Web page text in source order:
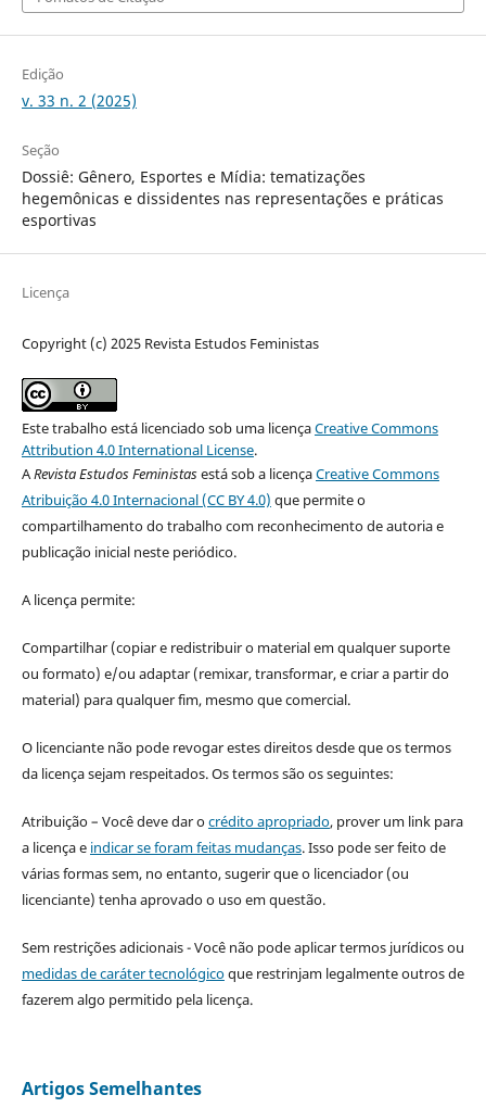
Edição
v. 33 n. 2 (2025)
Seção
Dossiê: Gênero, Esportes e Mídia: tematizações
hegemônicas e dissidentes nas representações e práticas
esportivas
Licença
Copyright (c) 2025 Revista Estudos Feministas
Este trabalho está licenciado sob uma licençaCreative Commons
Attribution 4.0 International License.
ARevista Estudos Feministasestá sob a licençaCreative Commons
Atribuição 4.0 Internacional (CC BY 4.0) que permite o
compartilhamento do trabalho com reconhecimento de autoria e
publicação inicial neste periódico.
A licença permite:
Compartilhar (copiar e redistribuir o material em qualquer suporte
ou formato) e/ou adaptar (remixar, transformar, e criar a partir do
material) para qualquer fim, mesmo que comercial.
O licenciante não pode revogar estes direitos desde que os termos
da licença sejam respeitados. Os termos são os seguintes:
Atribuição – Você deve dar ocrédito apropriado, prover um link para
a licença e indicar se foram feitas mudanças. Isso pode ser feito de
várias formas sem, no entanto, sugerir que o licenciador (ou
licenciante) tenha aprovado o uso em questão.
Sem restrições adicionais - Você não pode aplicar termos jurídicos ou
medidas de caráter tecnológicoque restrinjam legalmente outros de
fazerem algo permitido pela licença.
Artigos Semelhantes